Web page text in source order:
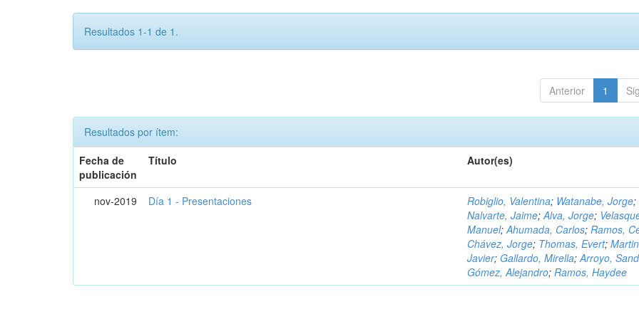
Resultados 1-1 de 1.
Anterior 1
Resultados por ítem:
Fecha de
publicación
Título Autor(es)
nov-2019 Día 1 - Presentaciones Robiglio, Valentina; Watanabe, Jorge;
Nalvarte, Jaime;Alva, Jorge;
Manuel;Ahumada, Carlos;Ramos,
Chávez, Jorge; Thomas, Evert;
Javier; Gallardo, Mirella;Arroyo,
Gómez, Alejandro;Ramos, Haydee